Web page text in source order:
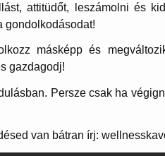
attitüdőt, leszámolni és
gondolkodásodat!
másképp és
gazdagodj!
Persze csak ha
van bátran írj: